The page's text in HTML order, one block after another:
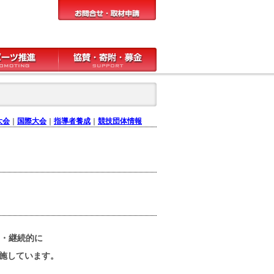
会 国際大会 指導者養成 競技団体情報
継続的に
しています。